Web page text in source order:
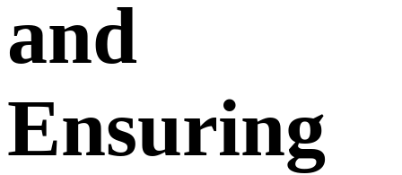
and
Ensuring